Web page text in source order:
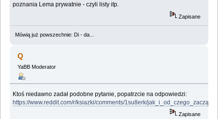
poznania Lema prywatnie - czyli listy itp.
Zapisane
Mówią już powszechnie: Di - da...
Q
YaBB Moderator
Ktoś niedawno zadał podobne pytanie, popatrzcie na odpowiedzi:
https://www.reddit.com/r/ksiazki/comments/1su8erk/
Zapisane